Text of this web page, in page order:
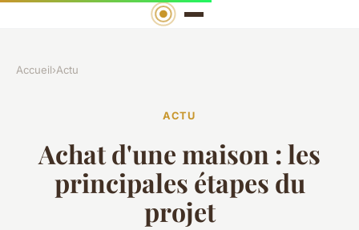
Accueil›Actu
ACTU
Achat d'une maison : les
principales étapes du
projet